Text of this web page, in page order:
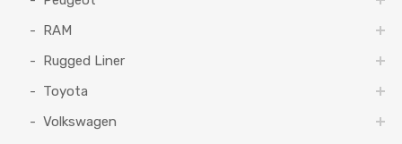
RAM
Rugged Liner
Toyota
Volkswagen